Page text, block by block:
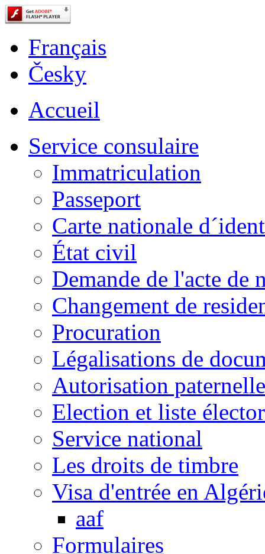
Français
Česky
Accueil
Service consulaire
Immatriculation
Passeport
Carte nationale
État civil
Demande de l'acte de
Changement de
Procuration
Légalisations de
Autorisation paternelle
Election et liste
Service national
Les droits de timbre
Visa d'entrée en
aaf
Formulaires